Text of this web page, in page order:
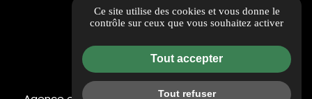
Politique de confidentialité
Flux RSS
Gestion des cookies
Ce site utilise des cookies et vous donne le
contrôle sur ceux que vous souhaitez activer
Tout accepter
Tout refuser